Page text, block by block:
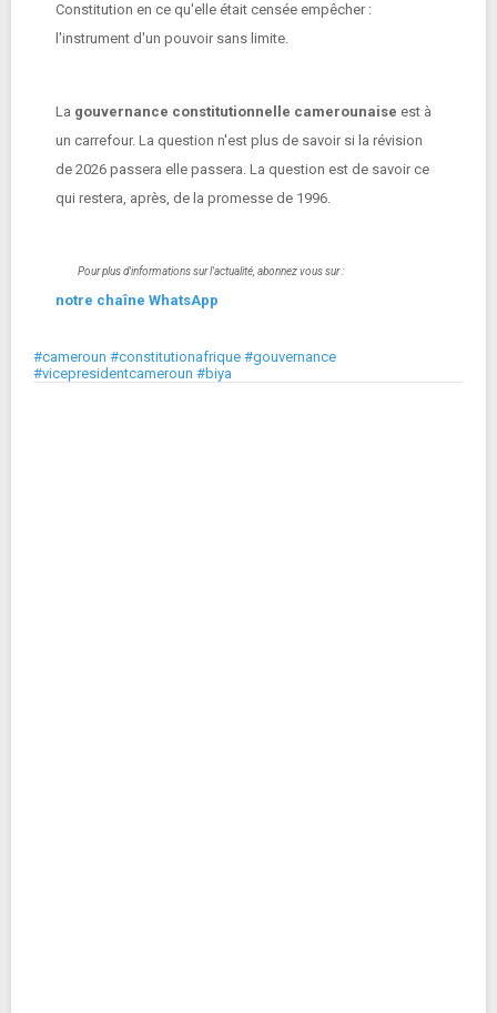
Constitution en ce qu'elle était censée empêcher :
l'instrument d'un pouvoir sans limite.
La gouvernance constitutionnelle camerounaise est à
un carrefour. La question n'est plus de savoir si la révision
de 2026 passera elle passera. La question est de savoir ce
qui restera, après, de la promesse de 1996.
Pour plus d'informations sur l'actualité, abonnez vous sur :
notre chaîne WhatsApp
#cameroun #constitutionafrique #gouvernance
#vicepresidentcameroun #biya